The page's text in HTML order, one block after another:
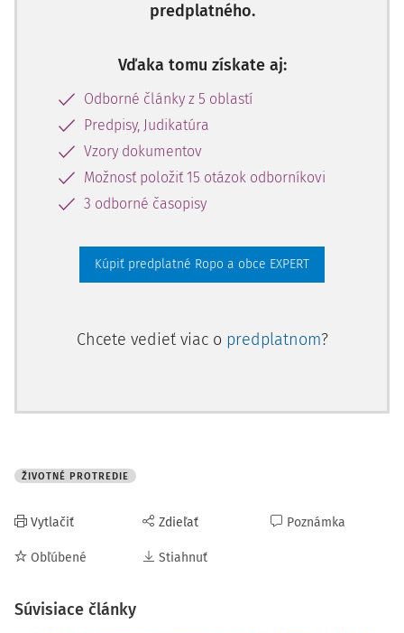
predplatného.
Vďaka tomu získate aj:
Odborné články z 5 oblastí
Predpisy, Judikatúra
Vzory dokumentov
Možnosť položiť 15 otázok odborníkovi
3 odborné časopisy
Kúpiť predplatné Ropo a obce EXPERT
Chcete vedieť viac o predplatnom?
ŽIVOTNÉ PROTREDIE
Vytlačiť
Obľúbené
Zdieľať
Stiahnuť
Poznámka
Súvisiace články